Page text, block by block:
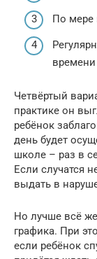
По мере
Четвёртый
практике он
ребёнок
день будет
школе – раз в
Если случатся
выдать в
Но лучше всё
графика. При
если ребёнок